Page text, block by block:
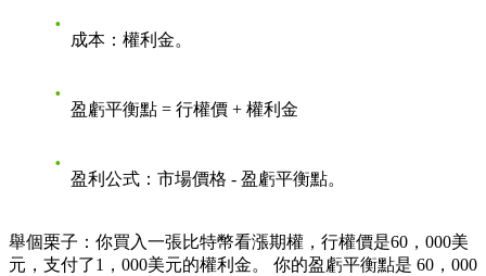
成本 ：權利金。
盈虧平衡點 = 行權價 + 權利金
盈利公式 ：市場價格 - 盈虧平衡點。
舉個栗子 ：你買入一張比特幣看漲期權，行權價是60，000美
元，支付了1，000美元的權利金。 你的盈虧平衡點是 60，000